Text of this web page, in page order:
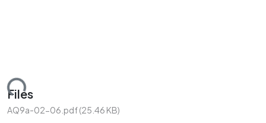
Files
AQ9a-02-06.pdf(25.46 KB)